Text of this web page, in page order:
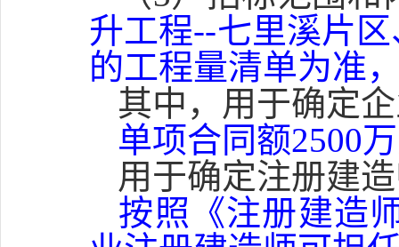
升工程--七里溪片
的工程量清单为准
其中，用于确定
单项合同额2500
用于确定注册建
按照《注册建造